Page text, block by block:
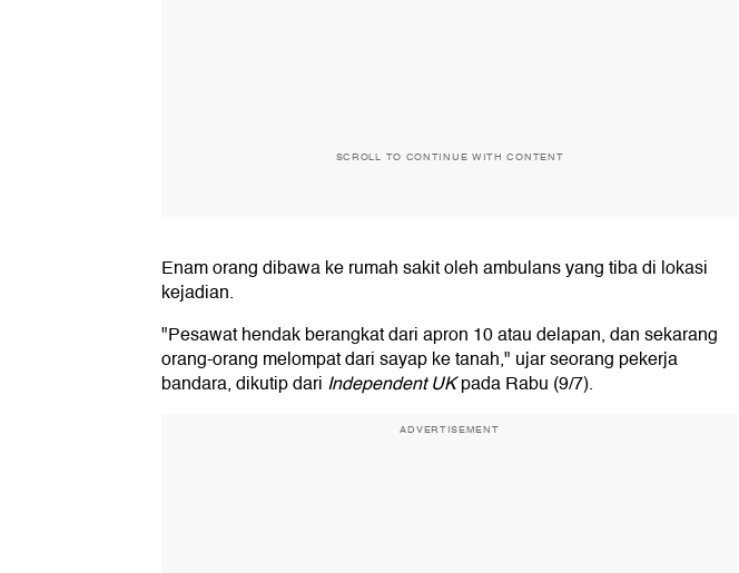
SCROLL TO CONTINUE WITH CONTENT
Enam orang dibawa ke rumah sakit oleh ambulans yang tiba di lokasi
kejadian.
"Pesawat hendak berangkat dari apron 10 atau delapan, dan sekarang
orang-orang melompat dari sayap ke tanah," ujar seorang pekerja
bandara, dikutip dari Independent UKpada Rabu (9/7).
ADVERTISEMENT